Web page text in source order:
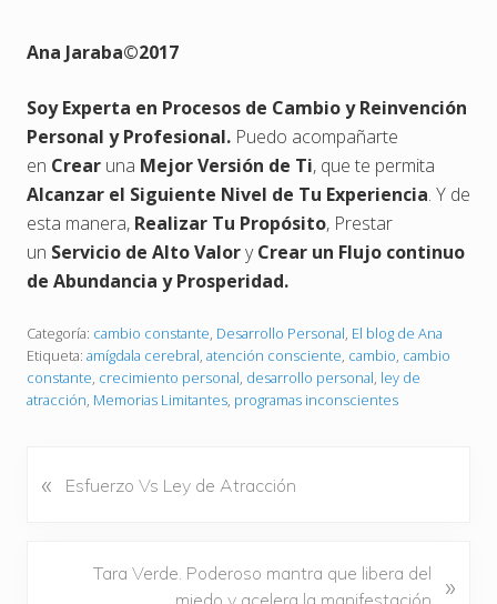
Ana Jaraba©2017
Soy Experta en Procesos de Cambio y Reinvención
Personal y Profesional. Puedo acompañarte
en Crear una Mejor Versión de Ti, que te permita
Alcanzar el Siguiente Nivel de Tu Experiencia. Y de
esta manera, Realizar Tu Propósito, Prestar
un Servicio de Alto ValoryCrear un Flujo continuo
de Abundancia y Prosperidad.
Categoría: cambio constante, Desarrollo Personal, El blog de Ana
Etiqueta: amígdala cerebral, atención consciente, cambio, cambio
constante, crecimiento personal, desarrollo personal, ley de
atracción, Memorias Limitantes, programas inconscientes
E
« Esfuerzo Vs Ley de Atracción
Tara Verde. Poderoso mantra que libera del
miedo y acelera la manifestación
»